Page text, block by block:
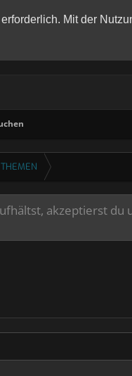
Mit der
akzeptierst du